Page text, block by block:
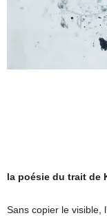
la poésie du trait de
Sans copier le visible,